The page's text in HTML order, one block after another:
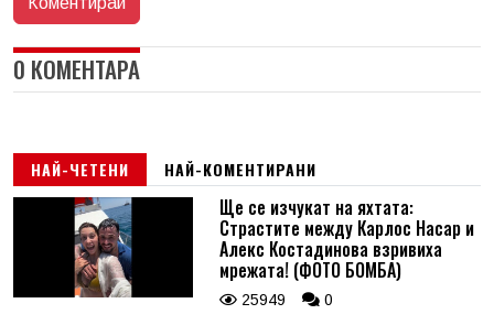
0 КОМЕНТАРА
НАЙ-ЧЕТЕНИ НАЙ-КОМЕНТИРАНИ
Ще се изчукат на яхтата:
Страстите между Карлос Насар и
Алекс Костадинова взривиха
мрежата! (ФОТО БОМБА)
25949 0